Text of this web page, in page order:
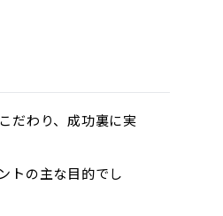
だわり、成功裏に実
トの主な目的でし